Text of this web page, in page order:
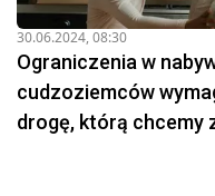
30.06.2024, 08:30
Ograniczenia w
cudzoziemców
drogę, którą chcemy